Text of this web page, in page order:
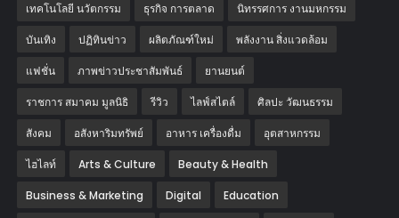
เทคโนโลยี นวัตกรรม ธุรกิจ การตลาด นิทรรศการ งานมหกรรม
บันเทิง ปฏิทินข่าว ผลิตภัณฑ์ใหม่ พลังงาน สิ่งแวดล้อม
แฟชั่น ภาพข่าวประชาสัมพันธ์ ‎ยานยนต์‎
ราชการ สมาคม มูลนิธิ รีวิว ไลฟ์สไตล์ ศิลปะ วัฒนธรรม
สังคม อสังหาริมทรัพย์ อาหาร เครื่องดื่ม อุตสาหกรรม
ไฮไลท์ Arts & Culture Beauty & Health
Business & Marketing Digital Education